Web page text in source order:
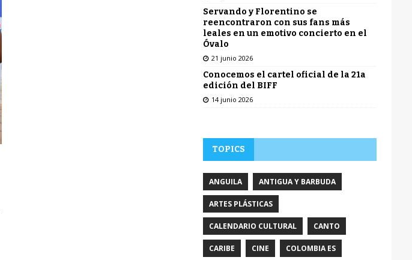
Servando y Florentino se
reencontraron con sus fans más
leales en un emotivo concierto en el
Óvalo
21 junio 2026
Conocemos el cartel oficial de la 21a
edición del BIFF
14 junio 2026
TOPICS
ANGUILA ANTIGUA Y BARBUDA
ARTES PLÁSTICAS
CALENDARIO CULTURAL CANTO
CARIBE CINE COLOMBIA ES